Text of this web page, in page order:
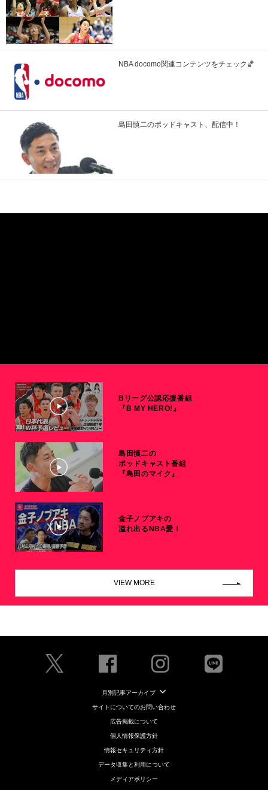
NBA docomo関連コンテンツをチェック🏀
島田慎二のポッドキャスト、配信中！
Bリーグ公認応援番組
『B MY HERO!』
島田慎二の
ポッドキャスト番組
『島田のマイク』
金子ノブアキの
溢れ出るNBA愛！
VIEW MORE
月別記事アーカイブ
サイトについてのお問い合わせ
広告掲載について
個人情報保護方針
情報セキュリティ方針
データ収集と利用について
メディアポリシー